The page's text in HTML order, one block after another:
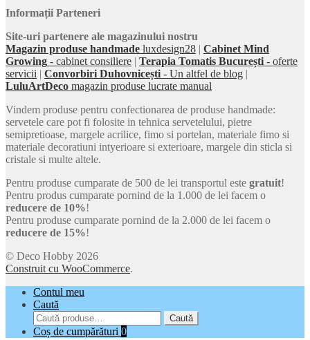
Informații Parteneri
Site-uri partenere ale magazinului nostru
Magazin produse handmade luxdesign28 | Cabinet Mind
Growing - cabinet consiliere | Terapia Tomatis București - oferte
servicii | Convorbiri Duhovnicești - Un altfel de blog |
LuluArtDeco magazin produse lucrate manual
Vindem produse pentru confectionarea de produse handmade:
servetele care pot fi folosite in tehnica servetelului, pietre
semipretioase, margele acrilice, fimo si portelan, materiale fimo si
materiale decoratiuni intyerioare si exterioare, margele din sticla si
cristale si multe altele.
Pentru produse cumparate de 500 de lei transportul este gratuit!
Pentru produs cumparate pornind de la 1.000 de lei facem o
reducere de 10%!
Pentru produse cumparate pornind de la 2.000 de lei facem o
reducere de 15%!
© Deco Hobby 2026
Construit cu WooCommerce.
Contul meu
Caută
Caută
după:
Caută
Coș de cumpărături 0